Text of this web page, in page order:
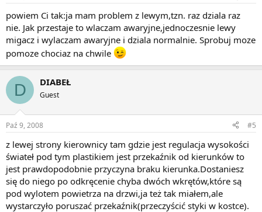
powiem Ci tak:ja mam problem z lewym,tzn. raz dziala raz
nie. Jak przestaje to wlaczam awaryjne,jednoczesnie lewy
migacz i wylaczam awaryjne i dziala normalnie. Sprobuj moze
pomoze chociaz na chwile
D DIABEŁ
Guest
Paź 9, 2008 #5
z lewej strony kierownicy tam gdzie jest regulacja wysokości
świateł pod tym plastikiem jest przekaźnik od kierunków to
jest prawdopodobnie przyczyna braku kierunka.Dostaniesz
się do niego po odkręcenie chyba dwóch wkrętów,które są
pod wylotem powietrza na drzwi,ja też tak miałem,ale
wystarczyło poruszać przekaźnik(przeczyścić styki w kostce).